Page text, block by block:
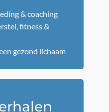
& coaching
fitness &
gezond lichaam